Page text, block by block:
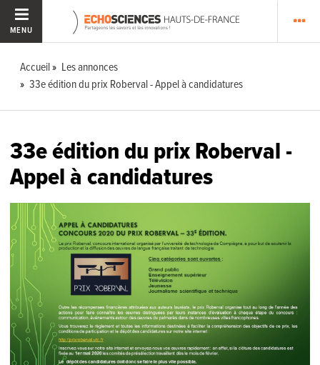
MENU
Accueil
Les annonces
33e édition du prix Roberval - Appel à candidatures
33e édition du prix Roberval -
Appel à candidatures